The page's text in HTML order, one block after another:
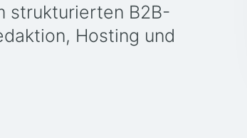
strukturierten B2B-
Hosting und